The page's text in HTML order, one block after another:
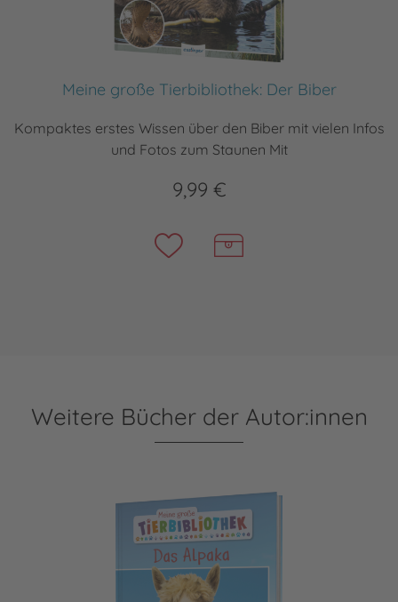
Meine große Tierbibliothek: Der Biber
Kompaktes erstes Wissen über den Biber mit vielen Infos
und Fotos zum Staunen Mit
9,99 €
Weitere Bücher der Autor:innen